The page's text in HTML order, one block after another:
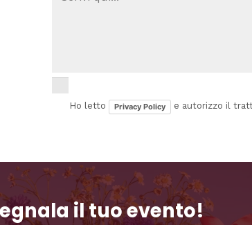
Ho letto Privacy Policy e autorizzo il
il tuo evento!